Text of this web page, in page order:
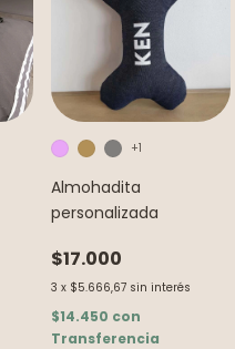
Almohadita
personalizada
$17.000
3 x $5.666,67 sin interés
$14.450 con
Transferencia
+1